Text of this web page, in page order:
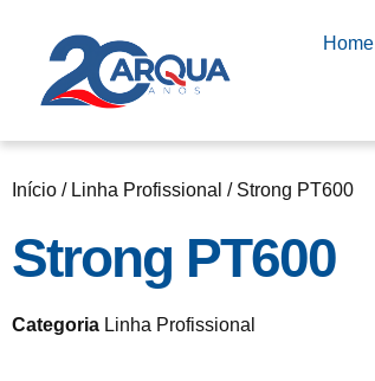
Home
Início / Linha Profissional / Strong PT600
Strong PT600
Categoria Linha Profissional